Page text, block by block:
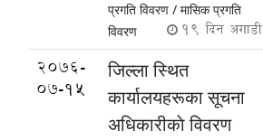
प्रगति विवरण / मासिक प्रगति
विवरण
19 दिन अगाडी
2076-
07-15
जिल्ला स्थित
कार्यालयहरूका सूचना
अधिकारीकाे विवरण